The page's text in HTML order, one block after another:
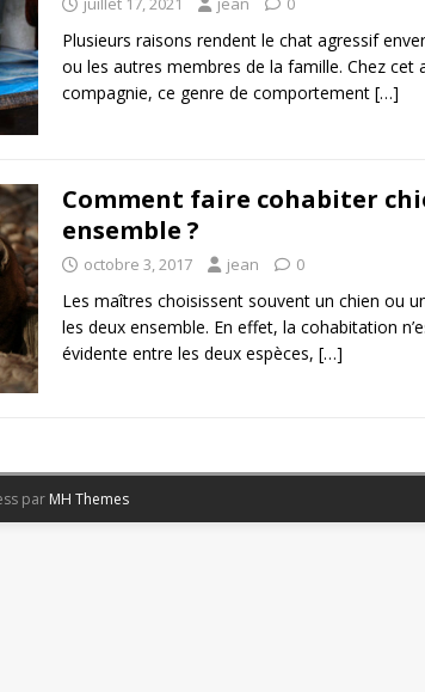
Plusieurs raisons rendent le chat agressif
ou les autres membres de la famille. Chez cet
compagnie, ce genre de comportement […]
Comment faire cohabiter
ensemble ?
octobre 3, 2017 jean 0
Les maîtres choisissent souvent un chien ou
les deux ensemble. En effet, la cohabitation
évidente entre les deux espèces, […]
par MH Themes